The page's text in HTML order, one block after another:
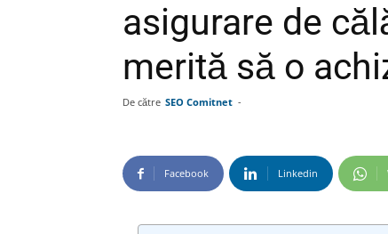
asigurare de
merită să o
De către SEO Comitnet -
Facebook Linkedin